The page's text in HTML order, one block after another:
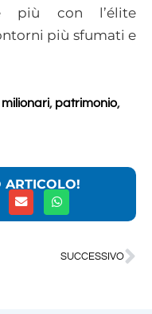
più con l’élite
più sfumati e
milionari, patrimonio,
ARTICOLO!
SUCCESSIVO